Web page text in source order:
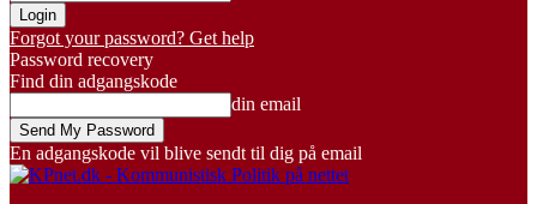
Forgot your password? Get help
Password recovery
Find din adgangskode
din email
En adgangskode vil blive sendt til dig på email